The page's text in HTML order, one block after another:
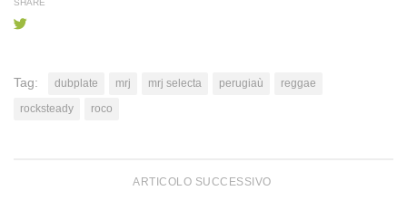
SHARE
Tag: dubplate mrj mrj selecta perugiaù
reggae
rocksteady
roco
ARTICOLO SUCCESSIVO